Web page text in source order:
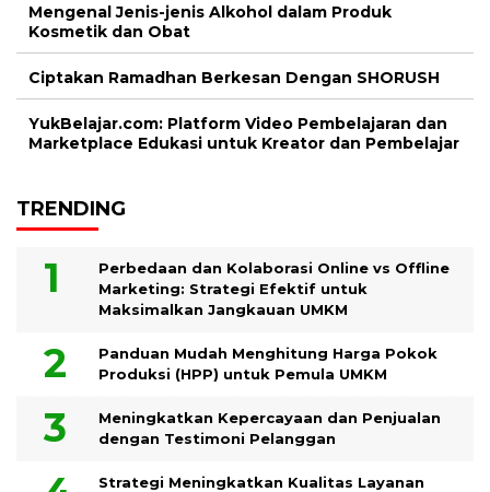
Mengenal Jenis-jenis Alkohol dalam Produk
Kosmetik dan Obat
Ciptakan Ramadhan Berkesan Dengan SHORUSH
YukBelajar.com: Platform Video Pembelajaran dan
Marketplace Edukasi untuk Kreator dan Pembelajar
TRENDING
Perbedaan dan Kolaborasi Online vs Offline
Marketing: Strategi Efektif untuk
Maksimalkan Jangkauan UMKM
Panduan Mudah Menghitung Harga Pokok
Produksi (HPP) untuk Pemula UMKM
Meningkatkan Kepercayaan dan Penjualan
dengan Testimoni Pelanggan
Strategi Meningkatkan Kualitas Layanan